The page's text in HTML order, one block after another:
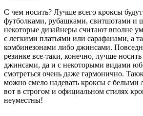
С чем носить? Лучше всего кроксы будут
футболками, рубашками, свитшотами и
некоторые дизайнеры считают вполне
с легкими платьями или сарафанами, а
комбинезонами либо джинсами.
резинке все-таки, конечно, лучше
джинсами, да и с некоторыми видами
смотреться очень даже гармонично.
можно смело надевать кроксы с
вот в строгом и официальном стилях
неуместны!